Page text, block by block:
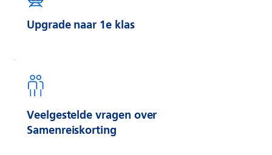
Upgrade naar 1e klas
Veelgestelde vragen over
Samenreiskorting